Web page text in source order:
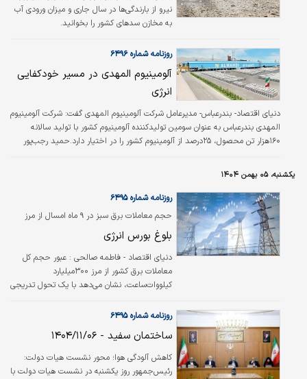
نیرو از بارندگی‌ها در سال جاری و میزان ورودی آب
به مخازن سدهای کشور را بخوانید.
روزنامه شماره ۶۴۹۶
آلومینیوم المهدی در مسیر خودکفایی
انرژی
دنیای اقتصاد- بندرعباس- مدیرعامل شرکت آلومینیوم المهدی گفت: شرکت آلومینیوم
المهدی بندرعباس به عنوان سومین تولیدکننده آلومینیوم کشور با تولید سالانه
۱۶۰هزار تن محصول، ۲۵درصد از آلومینیوم کشور را در اختیار دارد.حمید رجب‌پور
مشابه پارسال است.
یکشنبه، ۰۵ بهمن ۱۴۰۴
حجم معاملات برق سبز در ۹ ماه امسال از مرز
۳۰۰‌میلیارد کیلووات‏‏‏‏‌ساعت عبور کرد
روزنامه شماره ۶۴۹۵
بلوغ بورس انرژی
دنیای اقتصاد - فاطمه صالحی : عبور حجم کل
معاملات برق کشور از مرز ۳۰۰‌میلیارد
کیلووات‌‌‌‌‌ساعت، نشان می‌دهد با یک تحول تدریجی
افزایش مکانیکی حجم خرید و فروش. آمار‌های
از ابتدای سال‌۱۴۰۴ تا پایان آذرماه، مجموع
معاملات برق کشور به ۳۰۰‌میلیارد کیلووات‌‌‌‌‌ساعت
رسیده که در مقایسه با سال‌های گذشته، هم از
روزنامه شماره ۶۴۹۵
ساختمان سفید - ۱۴۰۴/۱۱/۰۶
کاهش آلودگی هوا؛ محور نشست هیات دولت:
رئیس‌جمهور روز یکشنبه در نشست هیات دولت با